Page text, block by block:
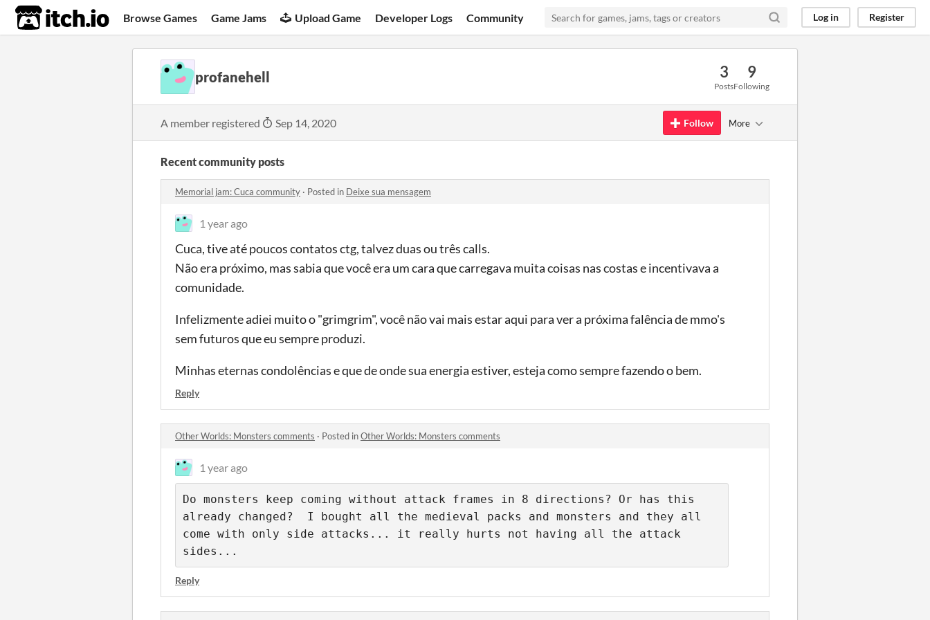
itch.io Browse Games Game Jams Upload Game Developer Logs Community Log in Register
profanehell 3
Posts
9
Following
A member registered Sep 14, 2020 Follow More
Recent community posts
Memorial jam: Cuca community · Posted in Deixe sua mensagem
1 year ago
Cuca, tive até poucos contatos ctg, talvez duas ou três calls.
Não era próximo, mas sabia que você era um cara que carregava muita coisas nas costas e incentivava a
comunidade.
Infelizmente adiei muito o "grimgrim", você não vai mais estar aqui para ver a próxima falência de mmo's
sem futuros que eu sempre produzi.
Minhas eternas condolências e que de onde sua energia estiver, esteja como sempre fazendo o bem.
Reply
Other Worlds: Monsters comments · Posted inOther Worlds: Monsters comments
1 year ago
Do monsters keep coming without attack frames in 8 directions? Or has this
already changed?  I bought all the medieval packs and monsters and they all
come with only side attacks... it really hurts not having all the attack
sides...
Reply